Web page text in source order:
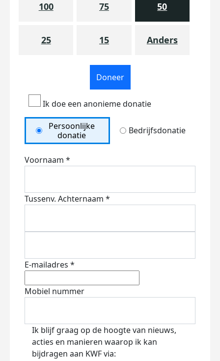
100 75 50
25 15 Anders
Doneer
Ik doe een anonieme donatie
Persoonlijke
donatie
Bedrijfsdonatie
Voornaam *
Tussenv. Achternaam *
E-mailadres *
Mobiel nummer
Ik blijf graag op de hoogte van nieuws,
acties en manieren waarop ik kan
bijdragen aan KWF via: